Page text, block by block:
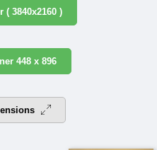
( 3840x2160 )
448 x 896